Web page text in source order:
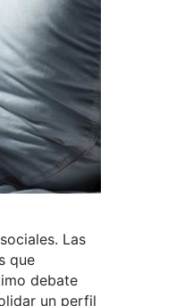
Las
que
debate
un perfil